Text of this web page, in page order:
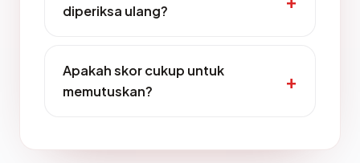
diperiksa ulang?
Apakah skor cukup untuk
memutuskan?